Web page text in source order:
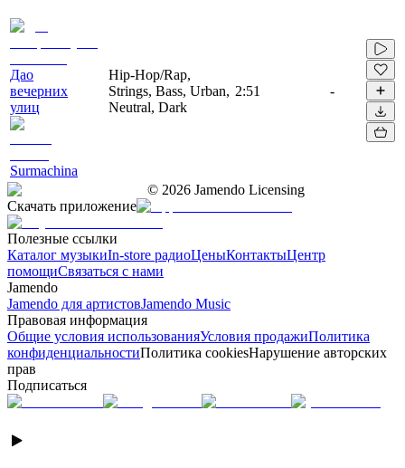
Дао
вечерних
улиц
Surmachina
Hip-Hop/Rap,
Strings, Bass, Urban,
Neutral, Dark
2:51 -
© 2026 Jamendo Licensing
Скачать приложение
Полезные ссылки
Каталог музыкиIn-store радиоЦеныКонтактыЦентр
помощиСвязаться с нами
Jamendo
Jamendo для артистовJamendo Music
Правовая информация
Общие условия использованияУсловия продажиПолитика
конфиденциальностиПолитика cookiesНарушение авторских
прав
Подписаться